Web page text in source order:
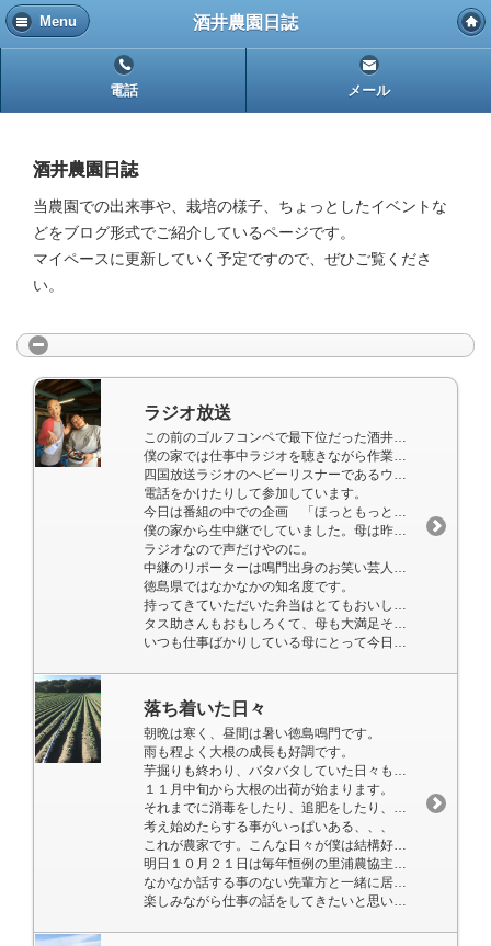
Menu 酒井農園日誌
電話 メール
酒井農園日誌
当農園での出来事や、栽培の様子、ちょっとしたイベントな
どをブログ形式でご紹介しているページです。
マイペースに更新していく予定ですので、ぜひご覧くださ
い。
ラジオ放送
この前のゴルフコンペで最下位だった酒井です、、、。
僕の家では仕事中ラジオを聴きながら作業をしています。
四国放送ラジオのヘビーリスナーであるウチの母はメールや
電話をかけたりして参加しています。
今日は番組の中での企画 「ほっともっとをＰＲしよう」の放送を
僕の家から生中継でしていました。母は昨日新しい服を買いに行ったみたいです。
ラジオなので声だけやのに。
中継のリポーターは鳴門出身のお笑い芸人 ずばり！タコ助さんでした。
徳島県ではなかなかの知名度です。
持ってきていただいた弁当はとてもおいしかったです！
タス助さんもおもしろくて、母も大満足そうでした。
いつも仕事ばかりしている母にとって今日の出来事は気晴らしになったと思います。
落ち着いた日々
朝晩は寒く、昼間は暑い徳島鳴門です。
雨も程よく大根の成長も好調です。
芋掘りも終わり、バタバタしていた日々も終わりました。
１１月中旬から大根の出荷が始まります。
それまでに消毒をしたり、追肥をしたり、草を抜いたり、、、
考え始めたらする事がいっぱいある、、、
これが農家です。こんな日々が僕は結構好きです！
明日１０月２１日は毎年恒例の里浦農協主催のゴルフコンペ！
なかなか話する事のない先輩方と一緒に居れるので
楽しみながら仕事の話をしてきたいと思います！！